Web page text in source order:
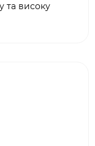
та високу